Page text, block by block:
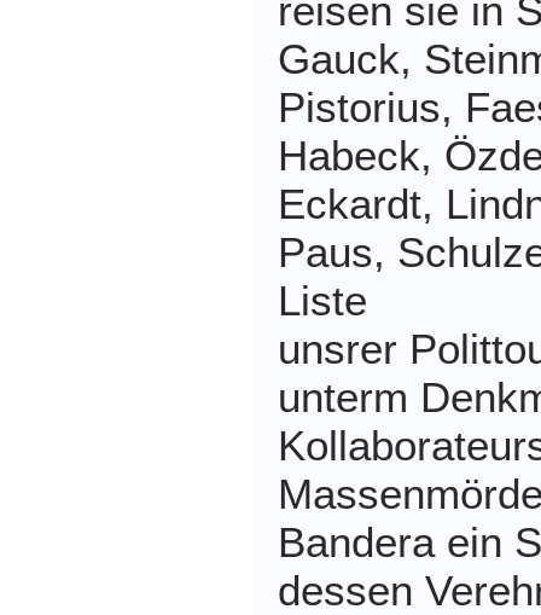
reisen sie in
Gauck,
Pistorius,
Habeck,
Eckardt,
Paus,
Liste
unsrer
unterm
Bandera ein
dessen